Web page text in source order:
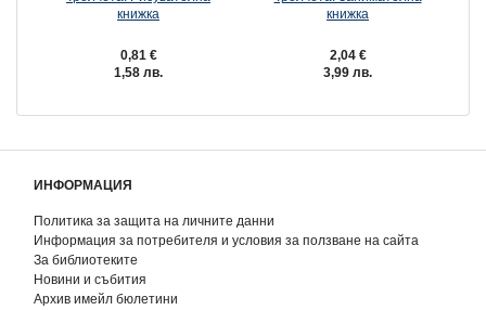
книжка
0,81 €
1,58 лв.
книжка
2,04 €
3,99 лв.
ИНФОРМАЦИЯ
Политика за защита на личните данни
Информация за потребителя и условия за ползване на сайта
За библиотеките
Новини и събития
Архив имейл бюлетини